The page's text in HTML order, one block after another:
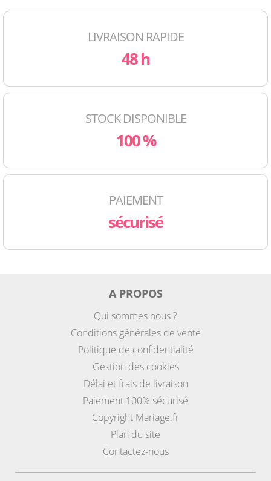
LIVRAISON RAPIDE
48 h
STOCK DISPONIBLE
100 %
PAIEMENT
sécurisé
A PROPOS
Qui sommes nous ?
Conditions générales de vente
Politique de confidentialité
Gestion des cookies
Délai et frais de livraison
Paiement 100% sécurisé
Copyright Mariage.fr
Plan du site
Contactez-nous